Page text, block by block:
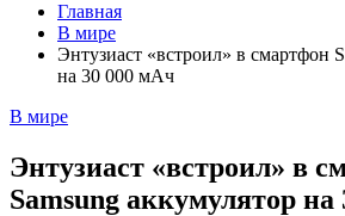
Главная
В мире
Энтузиаст «встроил» в смартфон
на 30 000 мАч
В мире
Энтузиаст «встроил» в
Samsung аккумулятор